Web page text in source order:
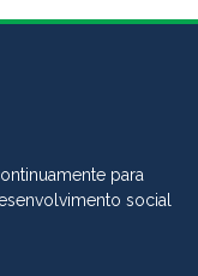
para
social